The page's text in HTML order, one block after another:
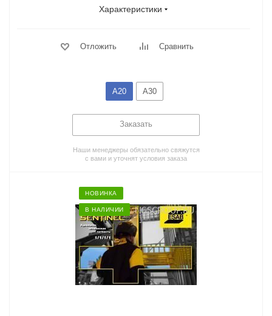
Характеристики
Отложить Сравнить
А20 А30
Заказать
Наши менеджеры обязательно свяжутся
с вами и уточнят условия заказа
НОВИНКА
В НАЛИЧИИ